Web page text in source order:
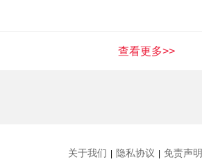
查看更多>>
关于我们 隐私协议 免责声明